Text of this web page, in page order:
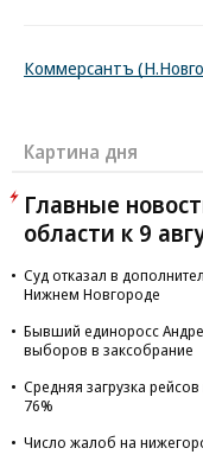
Коммерсантъ
Картина дня
Главные
области к 9
Суд отказал в
Нижнем Новгороде
Бывший единоросс
выборов в заксобрание
Средняя загрузка
76%
Число жалоб на